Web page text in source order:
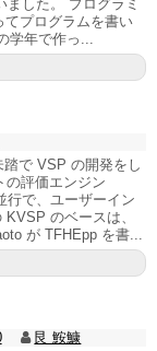
した。 プログラミ
てプログラムを書い
学年で作っ...
で VSP の開発をし
の評価エンジン
行で、ユーザーイン
のベースは、
が TFHEpp を書...
艮 鮟鱇